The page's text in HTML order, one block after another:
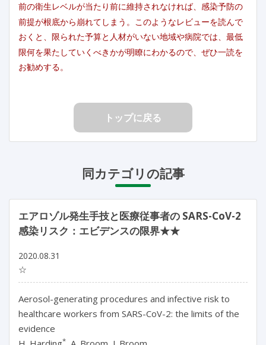
前の衛生レベルが当たり前に維持されなければ、感染予防の
前提が根底から崩れてしまう。このようなレビューを読んで
おくと、限られた予算と人材がいない地域や病院では、最低
限何を果たしていくべきかが明瞭にわかるので、ぜひ一読を
お勧めする。
トップに戻る
同カテゴリの記事
エアロゾル発生手技と医療従事者の SARS-CoV-2
感染リスク：エビデンスの限界★★
2020.08.31
☆
Aerosol-generating procedures and infective risk to
healthcare workers from SARS-CoV-2: the limits of the
evidence
*